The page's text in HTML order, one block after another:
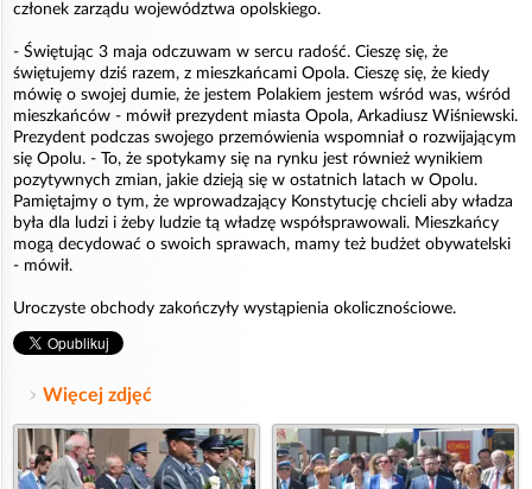
członek zarządu województwa opolskiego.
- Świętując 3 maja odczuwam w sercu radość. Cieszę się, że
świętujemy dziś razem, z mieszkańcami Opola. Cieszę się, że kiedy
mówię o swojej dumie, że jestem Polakiem jestem wśród was, wśród
mieszkańców - mówił prezydent miasta Opola, Arkadiusz Wiśniewski.
Prezydent podczas swojego przemówienia wspomniał o rozwijającym
się Opolu. - To, że spotykamy się na rynku jest również wynikiem
pozytywnych zmian, jakie dzieją się w ostatnich latach w Opolu.
Pamiętajmy o tym, że wprowadzający Konstytucję chcieli aby władza
była dla ludzi i żeby ludzie tą władzę współsprawowali. Mieszkańcy
mogą decydować o swoich sprawach, mamy też budżet obywatelski
- mówił.
Uroczyste obchody zakończyły wystąpienia okolicznościowe.
Więcej zdjęć